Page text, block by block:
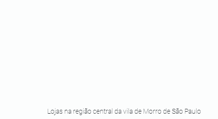
Lojas na região central da vila de Morro de São Paulo